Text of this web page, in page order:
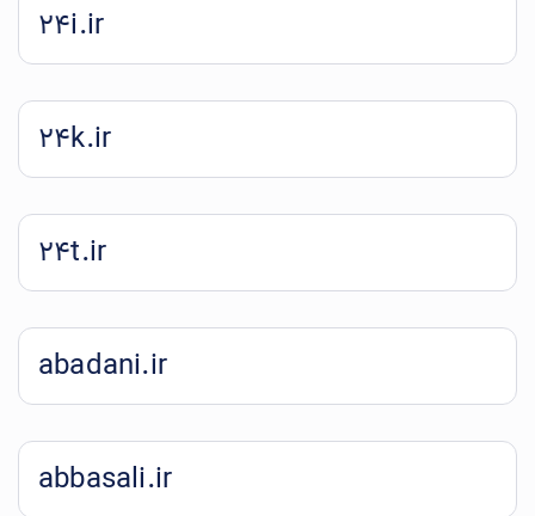
24i.ir
24k.ir
24t.ir
abadani.ir
abbasali.ir